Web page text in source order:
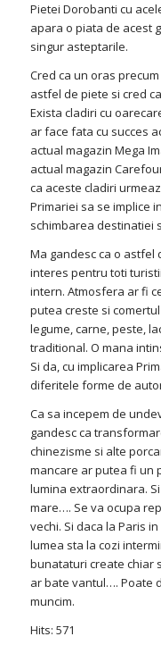
Pietei Dorobanti cu
apara o piata de acest
singur asteptarile.
Cred ca un oras
astfel de piete si cred
Exista cladiri cu
ar face fata cu succes
actual magazin Mega
actual magazin
ca aceste cladiri
Primariei sa se implice
schimbarea destinatiei
Ma gandesc ca o astfel
interes pentru toti
intern. Atmosfera ar fi
putea creste si
legume, carne, peste,
traditional. O mana
Si da, cu implicarea
diferitele forme de
Ca sa incepem de
gandesc ca
chinezisme si alte
mancare ar putea fi un
lumina extraordinara.
mare…. Se va ocupa
vechi. Si daca la Paris
lumea sta la cozi
bunataturi create chiar
ar bate vantul…. Poate
muncim.
Hits: 571